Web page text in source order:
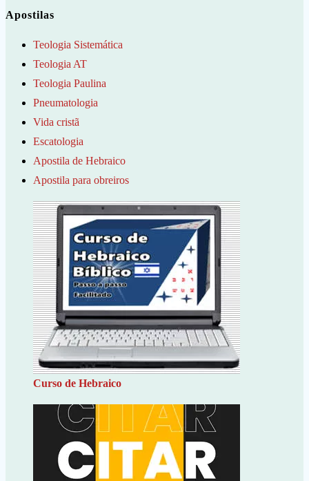
Apostilas
Teologia Sistemática
Teologia AT
Teologia Paulina
Pneumatologia
Vida cristã
Escatologia
Apostila de Hebraico
Apostila para obreiros
Curso de Hebraico